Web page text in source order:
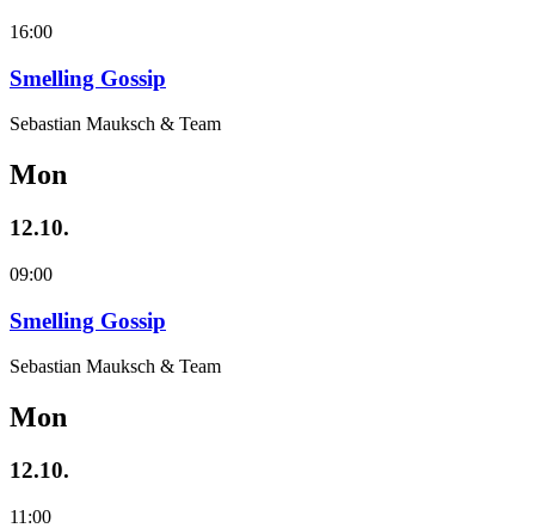
16:00
Smelling Gossip
Sebastian Mauksch & Team
Mon
12.10.
09:00
Smelling Gossip
Sebastian Mauksch & Team
Mon
12.10.
11:00